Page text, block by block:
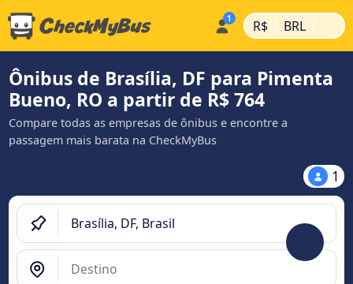
R$ | BRL |
Ônibus de Brasília, DF para Pimenta
Bueno, RO a partir de R$ 764
Compare todas as empresas de ônibus e encontre a
passagem mais barata na CheckMyBus
1